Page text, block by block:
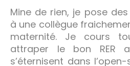
Mine de rien, je pose
à une collègue
maternité. Je cours
attraper le bon RER
s’éternisent dans